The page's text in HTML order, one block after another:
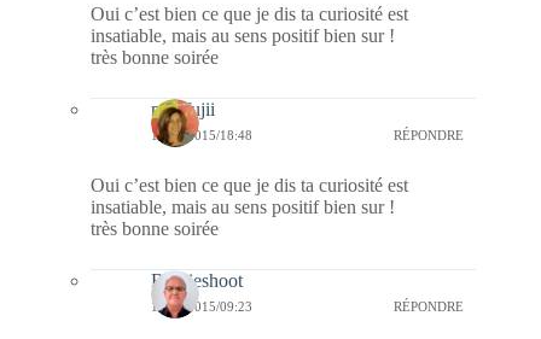
Oui c’est bien ce que je dis ta curiosité est
insatiable, mais au sens positif bien sur !
très bonne soirée
missfujii
14/05/2015/18:48 RÉPONDRE
Oui c’est bien ce que je dis ta curiosité est
insatiable, mais au sens positif bien sur !
très bonne soirée
Bernieshoot
15/05/2015/09:23 RÉPONDRE